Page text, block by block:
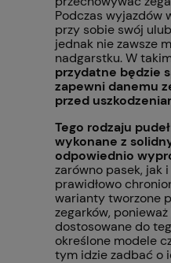
Podczas wyjazdów
przy sobie swój
jednak nie zawsze
nadgarstku. W
przydatne będzie
zapewni danemu
przed
Tego rodzaju
wykonane z
odpowiednio
zarówno pasek, jak
prawidłowo
warianty tworzone
zegarków,
dostosowane do
określone modele
tym idzie zadbać o